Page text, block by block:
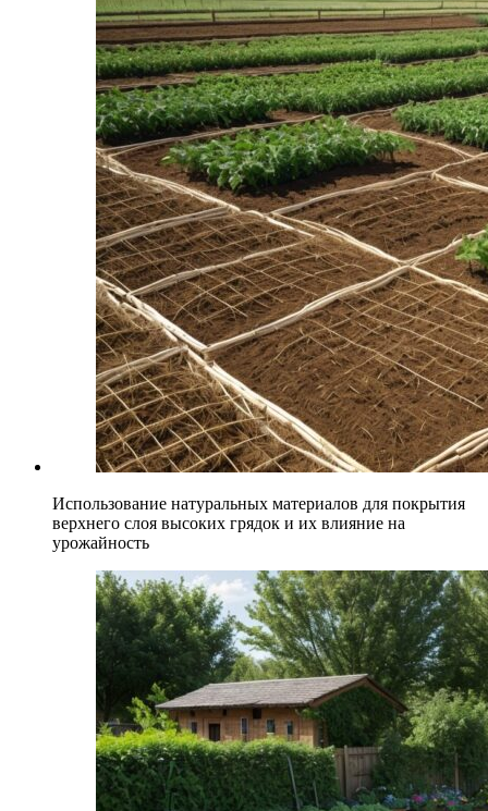
Использование натуральных материалов для покрытия
верхнего слоя высоких грядок и их влияние на
урожайность